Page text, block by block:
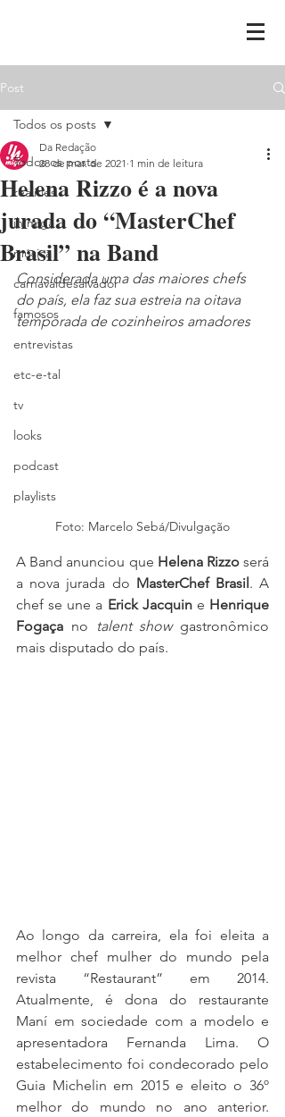
Post
Todos os posts
realities
ih,miga
música
carnavaldesalvador
famosos
entrevistas
etc-e-tal
tv
looks
podcast
playlists
Todos os posts
Helena Rizzo é a nova
jurada do “MasterChef
Brasil” na Band
Da Redação
28 de mar. de 2021 1 min de leitura
Considerada uma das maiores chefs
do país, ela faz sua estreia na oitava
temporada de cozinheiros amadores
Foto: Marcelo Sebá/Divulgação
A Band anunciou que Helena Rizzo será
a nova jurada do MasterChef Brasil . A
chef se une a Erick Jacquin e Henrique
Fogaça no talent show gastronômico
mais disputado do país.
Ao longo da carreira, ela foi eleita a
melhor chef mulher do mundo pela
revista “Restaurant” em 2014.
Atualmente, é dona do restaurante
Maní em sociedade com a modelo e
apresentadora Fernanda Lima. O
estabelecimento foi condecorado pelo
Guia Michelin em 2015 e eleito o 36º
melhor do mundo no ano anterior.